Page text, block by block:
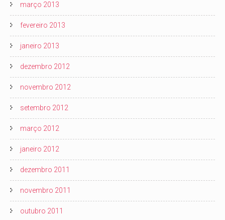
março 2013
fevereiro 2013
janeiro 2013
dezembro 2012
novembro 2012
setembro 2012
março 2012
janeiro 2012
dezembro 2011
novembro 2011
outubro 2011